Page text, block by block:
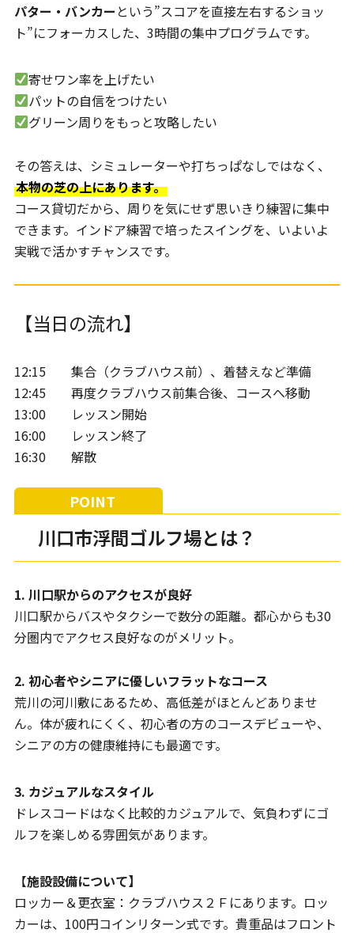
パター・バンカー という”スコアを直接左右するショッ
ト”にフォーカスした、3時間の集中プログラムです。
寄せワン率を上げたい
パットの自信をつけたい
グリーン周りをもっと攻略したい
その答えは、シミュレーターや打ちっぱなしではなく、
本物の芝の上にあります。
コース貸切だから、周りを気にせず思いきり練習に集中
できます。インドア練習で培ったスイングを、いよいよ
実戦で活かすチャンスです。
【当日の流れ】
12:15 集合（クラブハウス前）、着替えなど準備
12:45 再度クラブハウス前集合後、コースへ移動
13:00 レッスン開始
16:00 レッスン終了
16:30 解散
川口市浮間ゴルフ場とは？
1. 川口駅からのアクセスが良好
川口駅からバスやタクシーで数分の距離。都心からも30
分圏内でアクセス良好なのがメリット。
2. 初心者やシニアに優しいフラットなコース
荒川の河川敷にあるため、高低差がほとんどありませ
ん。体が疲れにくく、初心者の方のコースデビューや、
シニアの方の健康維持にも最適です。
3. カジュアルなスタイル
ドレスコードはなく比較的カジュアルで、気負わずにゴ
ルフを楽しめる雰囲気があります。
【施設設備について】
ロッカー＆更衣室：クラブハウス２Ｆにあります。ロッ
カーは、100円コインリターン式です。貴重品はフロント